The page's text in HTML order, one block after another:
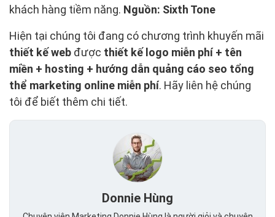
khách hàng tiềm năng. Nguồn: Sixth Tone
Hiện tại chúng tôi đang có chương trình khuyến mãi
thiết kế web được thiết kế logo miễn phí + tên
miền + hosting + hướng dẫn quảng cáo seo tổng
thể marketing online miễn phí. Hãy liên hệ chúng
tôi để biết thêm chi tiết.
Donnie Hùng